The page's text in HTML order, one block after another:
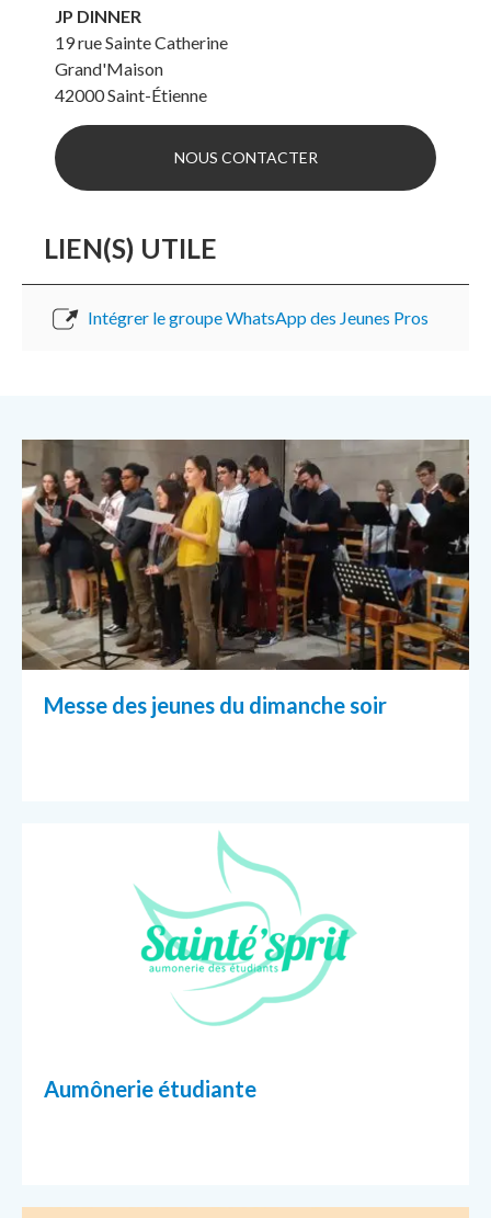
JP DINNER
19 rue Sainte Catherine
Grand'Maison
42000Saint-Étienne
NOUS CONTACTER
LIEN(S) UTILE
Intégrer le groupe WhatsApp des Jeunes Pros
Messe des jeunes du dimanche soir
Aumônerie étudiante